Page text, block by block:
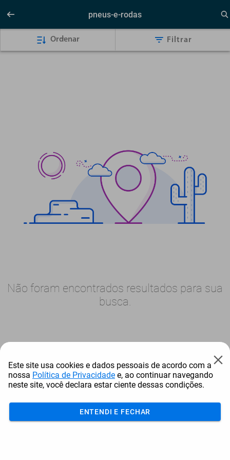
pneus-e-rodas
Ordenar Filtrar
Não foram encontrados resultados para sua
busca.
Este site usa cookies e dados pessoais de acordo com a
nossa Política de Privacidade e, ao continuar navegando
neste site, você declara estar ciente dessas condições.
ENTENDI E FECHAR